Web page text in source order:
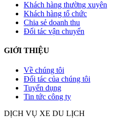
Khách hàng thường xuyên
Khách hàng tổ chức
Chia sẻ doanh thu
Đối tác vận chuyển
GIỚI THIỆU
Về chúng tôi
Đối tác của chúng tôi
Tuyển dụng
Tin tức công ty
DỊCH VỤ XE DU LỊCH